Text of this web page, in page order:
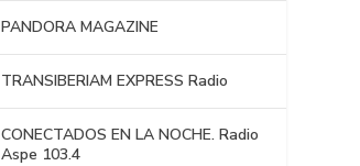
PANDORA MAGAZINE
TRANSIBERIAM EXPRESS Radio
CONECTADOS EN LA NOCHE. Radio
Aspe 103.4